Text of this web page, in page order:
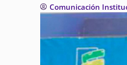
Comunicación